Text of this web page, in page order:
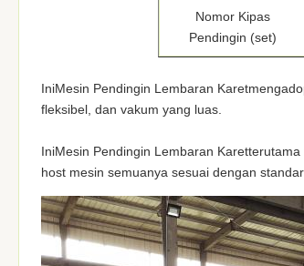
Nomor Kipas
Pendingin (set)
IniMesin Pendingin Lembaran Karet
fleksibel, dan vakum yang luas.
IniMesin Pendingin Lembaran Karetterutama
host mesin semuanya sesuai dengan